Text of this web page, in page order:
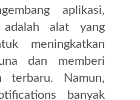
aplikasi,
alat yang
meningkatkan
dan memberi
terbaru. Namun,
banyak